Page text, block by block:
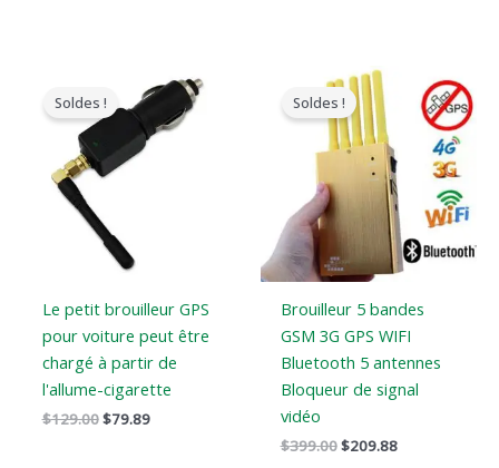
Soldes !
Le petit brouilleur GPS
pour voiture peut être
chargé à partir de
l'allume-cigarette
$129.00
original
$129.00.
$79.89
prix
actuel
est
Soldes !
Brouilleur 5 bandes
GSM 3G GPS WIFI
Bluetooth 5 antennes
Bloqueur de signal
vidéo
$399.00
Le
prix
original
était
:
$399.00.
$209.88
actuel
$209.88.